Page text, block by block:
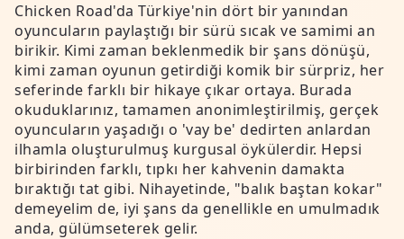
Chicken Road'da Türkiye'nin dört bir yanından
oyuncuların paylaştığı bir sürü sıcak ve samimi an
birikir. Kimi zaman beklenmedik bir şans dönüşü,
kimi zaman oyunun getirdiği komik bir sürpriz, her
seferinde farklı bir hikaye çıkar ortaya. Burada
okuduklarınız, tamamen anonimleştirilmiş, gerçek
oyuncuların yaşadığı o 'vay be' dedirten anlardan
ilhamla oluşturulmuş kurgusal öykülerdir. Hepsi
birbirinden farklı, tıpkı her kahvenin damakta
bıraktığı tat gibi. Nihayetinde, "balık baştan kokar"
demeyelim de, iyi şans da genellikle en umulmadık
anda, gülümseterek gelir.